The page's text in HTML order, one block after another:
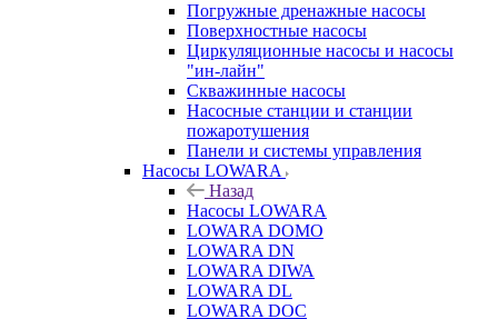
Погружные дренажные насосы
Поверхностные насосы
Циркуляционные насосы и насосы
"ин-лайн"
Скважинные насосы
Насосные станции и станции
пожаротушения
Панели и системы управления
Насосы LOWARA
Назад
Насосы LOWARA
LOWARA DOMO
LOWARA DN
LOWARA DIWA
LOWARA DL
LOWARA DOC